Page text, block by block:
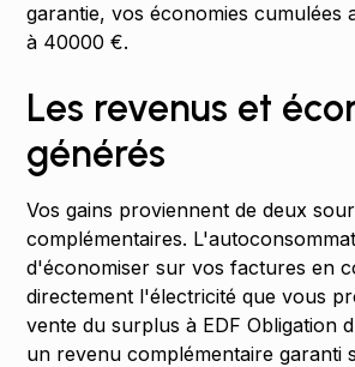
garantie, vos économies cumulées
à 40000 €.
Les revenus et
générés
Vos gains proviennent de deux
complémentaires.
d'économiser sur vos factures en
directement l'électricité que vous
vente du surplus à EDF Obligation
un revenu complémentaire garanti